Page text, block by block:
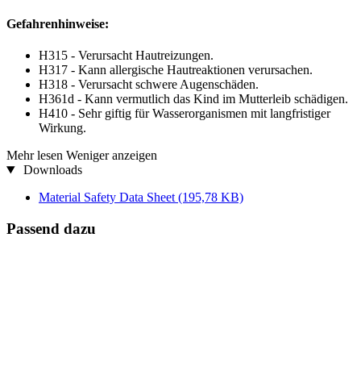
Gefahrenhinweise:
H315 - Verursacht Hautreizungen.
H317 - Kann allergische Hautreaktionen verursachen.
H318 - Verursacht schwere Augenschäden.
H361d - Kann vermutlich das Kind im Mutterleib schädigen.
H410 - Sehr giftig für Wasserorganismen mit langfristiger
Wirkung.
Mehr lesen Weniger anzeigen
Downloads
Material Safety Data Sheet (195,78 KB)
Passend dazu